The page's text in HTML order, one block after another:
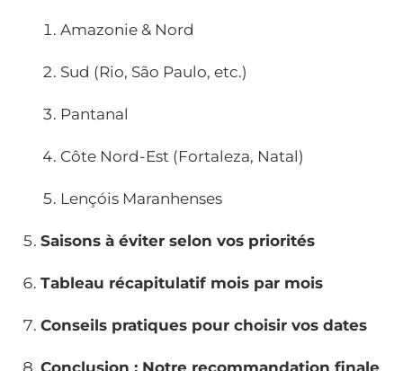
Amazonie & Nord
Sud (Rio, São Paulo, etc.)
Pantanal
Côte Nord-Est (Fortaleza, Natal)
Lençóis Maranhenses
Saisons à éviter selon vos priorités
Tableau récapitulatif mois par mois
Conseils pratiques pour choisir vos dates
Conclusion : Notre recommandation finale